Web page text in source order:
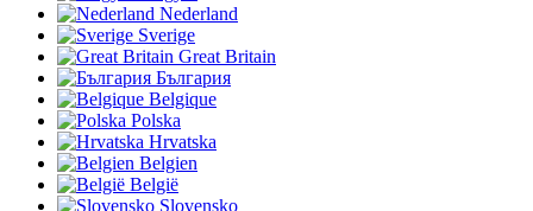
Nederland
Sverige
Great Britain
България
Belgique
Polska
Hrvatska
Belgien
België
Slovensko